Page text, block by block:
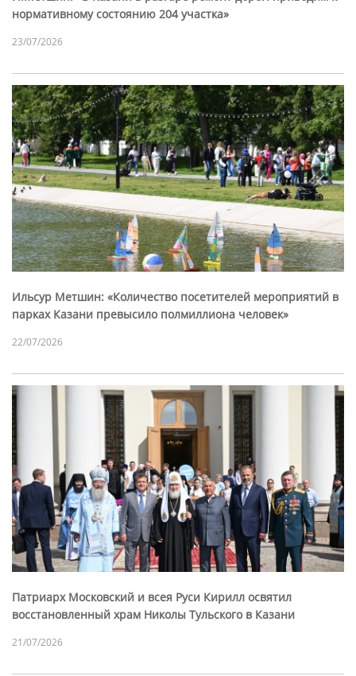
нормативному состоянию 204 участка»
23/07/2026
Ильсур Метшин: «Количество посетителей мероприятий в
парках Казани превысило полмиллиона человек»
22/07/2026
Патриарх Московский и всея Руси Кирилл освятил
восстановленный храм Николы Тульского в Казани
21/07/2026